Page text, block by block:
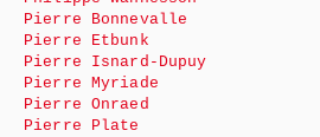
Pierre Bonnevalle
Pierre Etbunk
Pierre Isnard-Dupuy
Pierre Myriade
Pierre Onraed
Pierre Plate